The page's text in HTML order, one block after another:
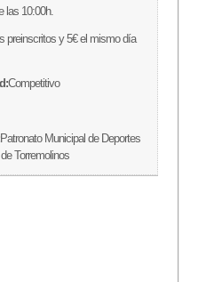
las 10:00h.
preinscritos y 5€ el mismo día
Competitivo
Patronato Municipal de Deportes
Torremolinos